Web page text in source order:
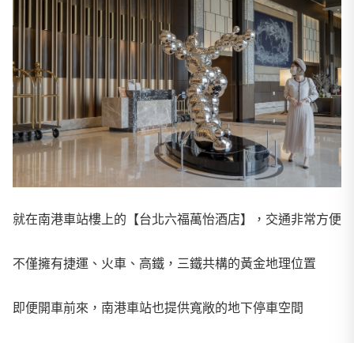
就在南港車站樓上的【台北六福萬怡酒店】，交通非常方便
不僅擁有捷運、火車、高鐵，三鐵共構的黃金地理位置
即便開車前來，南港車站也提供寬敞的地下停車空間